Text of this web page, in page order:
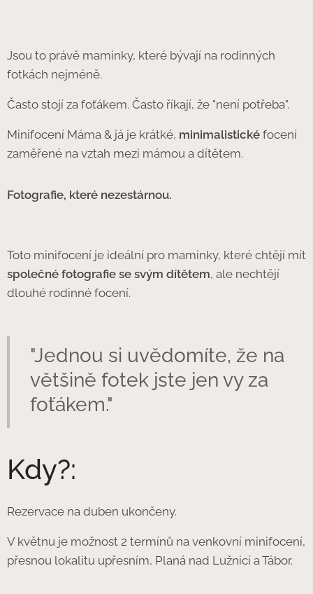
Jsou to právě maminky, které bývají na rodinných
fotkách nejméně.
Často stojí za foťákem. Často říkají, že "není potřeba".
Minifocení Máma & já je krátké, minimalistické focení
zaměřené na vztah mezi mámou a dítětem.
Fotografie, které nezestárnou.
Toto minifocení je ideální pro maminky, které chtějí mít
společné fotografie se svým dítětem, ale nechtějí
dlouhé rodinné focení.
"Jednou si uvědomíte, že na
většině fotek jste jen vy za
foťákem."
Kdy?:
Rezervace na duben ukončeny.
V květnu je možnost 2 termínů na venkovní minifocení,
přesnou lokalitu upřesním, Planá nad Lužnicí a Tábor.